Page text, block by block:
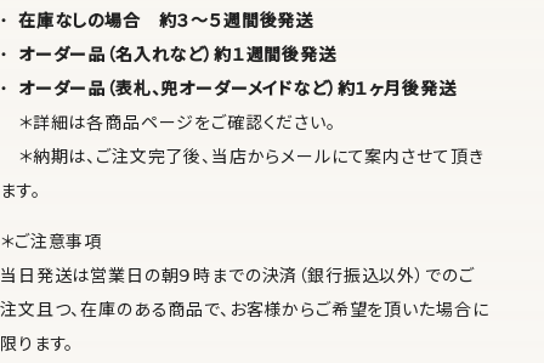
在庫なしの場合 約３〜５週間後発送
オーダー品（名入れなど）約１週間後発送
オーダー品（表札、兜オーダーメイドなど）約１ヶ月後発送
＊詳細は各商品ページをご確認ください。
＊納期は、ご注文完了後、当店からメールにて案内させて頂き
ます。
＊ご注意事項
当日発送は営業日の朝９時までの決済（銀行振込以外）でのご
注文且つ、在庫のある商品で、お客様からご希望を頂いた場合に
限ります。